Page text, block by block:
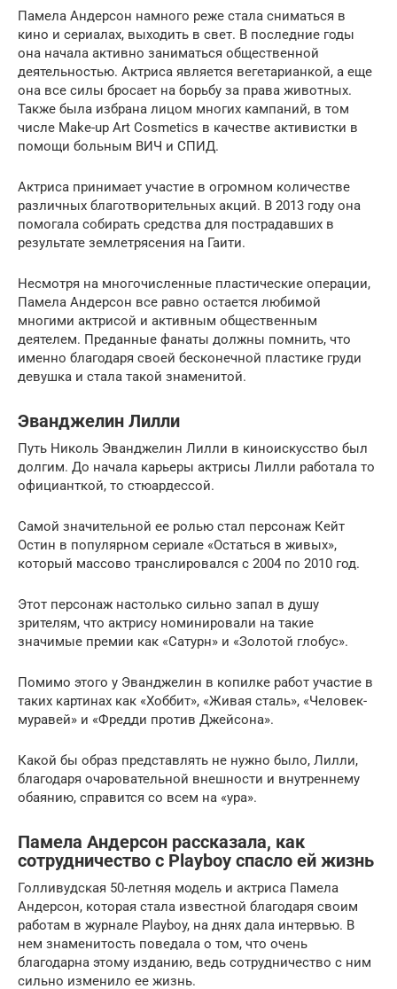
Памела Андерсон намного реже стала сниматься в
кино и сериалах, выходить в свет. В последние годы
она начала активно заниматься общественной
деятельностью. Актриса является вегетарианкой, а еще
она все силы бросает на борьбу за права животных.
Также была избрана лицом многих кампаний, в том
числе Make-up Art Cosmetics в качестве активистки в
помощи больным ВИЧ и СПИД.
Актриса принимает участие в огромном количестве
различных благотворительных акций. В 2013 году она
помогала собирать средства для пострадавших в
результате землетрясения на Гаити.
Несмотря на многочисленные пластические операции,
Памела Андерсон все равно остается любимой
многими актрисой и активным общественным
деятелем. Преданные фанаты должны помнить, что
именно благодаря своей бесконечной пластике груди
девушка и стала такой знаменитой.
Эванджелин Лилли
Путь Николь Эванджелин Лилли в киноискусство был
долгим. До начала карьеры актрисы Лилли работала то
официанткой, то стюардессой.
Самой значительной ее ролью стал персонаж Кейт
Остин в популярном сериале «Остаться в живых»,
который массово транслировался с 2004 по 2010 год.
Этот персонаж настолько сильно запал в душу
зрителям, что актрису номинировали на такие
значимые премии как «Сатурн» и «Золотой глобус».
Помимо этого у Эванджелин в копилке работ участие в
таких картинах как «Хоббит», «Живая сталь», «Человек-
муравей» и «Фредди против Джейсона».
Какой бы образ представлять не нужно было, Лилли,
благодаря очаровательной внешности и внутреннему
обаянию, справится со всем на «ура».
Памела Андерсон рассказала, как
сотрудничество с Playboy спасло ей жизнь
Голливудская 50-летняя модель и актриса Памела
Андерсон, которая стала известной благодаря своим
работам в журнале Playboy, на днях дала интервью. В
нем знаменитость поведала о том, что очень
благодарна этому изданию, ведь сотрудничество с ним
сильно изменило ее жизнь.